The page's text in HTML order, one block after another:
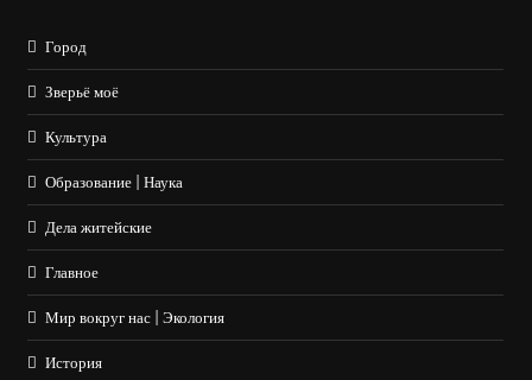
Город
Зверьё моё
Культура
Образование | Наука
Дела житейские
Главное
Мир вокруг нас | Экология
История